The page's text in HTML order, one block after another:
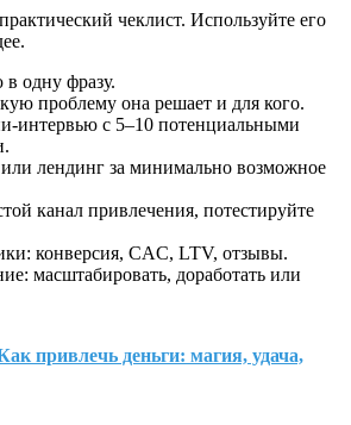
чеклист. Используйте его
одну фразу.
проблему она решает и для кого.
интервью с 5–10 потенциальными
лендинг за минимально возможное
канал привлечения, потестируйте
конверсия, CAC, LTV, отзывы.
масштабировать, доработать или
привлечь деньги: магия, удача,